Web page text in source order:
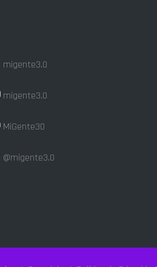
migente3.0
migente3.0
MiGente30
@migente3.0